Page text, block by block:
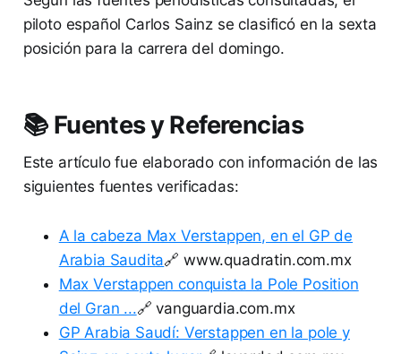
piloto español Carlos Sainz se clasificó en la sexta
posición para la carrera del domingo.
📚 Fuentes y Referencias
Este artículo fue elaborado con información de las
siguientes fuentes verificadas:
A la cabeza Max Verstappen, en el GP de
Arabia Saudita🔗 www.quadratin.com.mx
Max Verstappen conquista la Pole Position
del Gran ...🔗 vanguardia.com.mx
GP Arabia Saudí: Verstappen en la pole y